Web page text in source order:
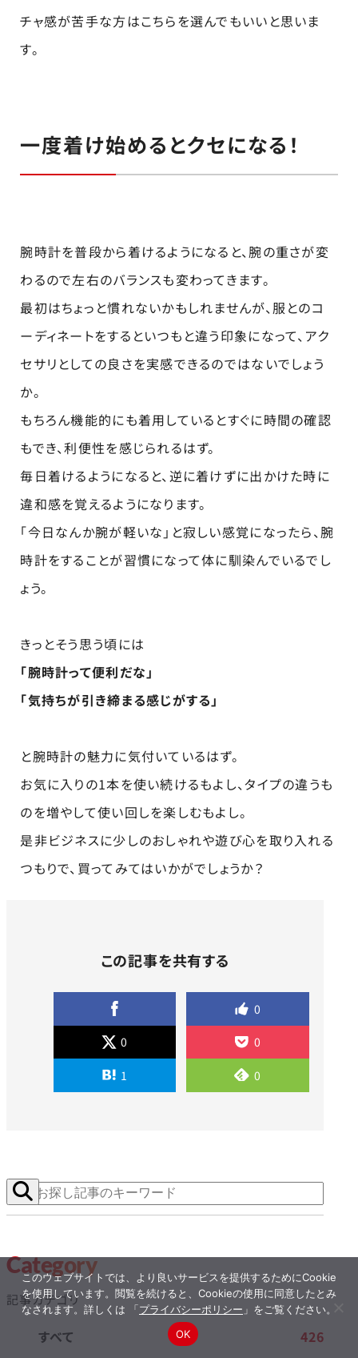
チャ感が苦手な方はこちらを選んでもいいと思いま
す。
一度着け始めるとクセになる！
腕時計を普段から着けるようになると、腕の重さが変
わるので左右のバランスも変わってきます。
最初はちょっと慣れないかもしれませんが、服とのコ
ーディネートをするといつもと違う印象になって、アク
セサリとしての良さを実感できるのではないでしょう
か。
もちろん機能的にも着用しているとすぐに時間の確認
もでき、利便性を感じられるはず。
毎日着けるようになると、逆に着けずに出かけた時に
違和感を覚えるようになります。
「今日なんか腕が軽いな」と寂しい感覚になったら、腕
時計をすることが習慣になって体に馴染んでいるでし
ょう。
きっとそう思う頃には
「腕時計って便利だな」
「気持ちが引き締まる感じがする」
と腕時計の魅力に気付いているはず。
お気に入りの1本を使い続けるもよし、タイプの違うも
のを増やして使い回しを楽しむもよし。
是非ビジネスに少しのおしゃれや遊び心を取り入れる
つもりで、買ってみてはいかがでしょうか？
この記事を共有する
0
0 0
1 0
Category
記事カテゴリ
すべて 426
このウェブサイトでは、より良いサービスを提供するためにCookie
を使用しています。閲覧を続けると、Cookieの使用に同意したとみ
なされます。詳しくは 「プライバシーポリシー 」をご覧ください。
OK